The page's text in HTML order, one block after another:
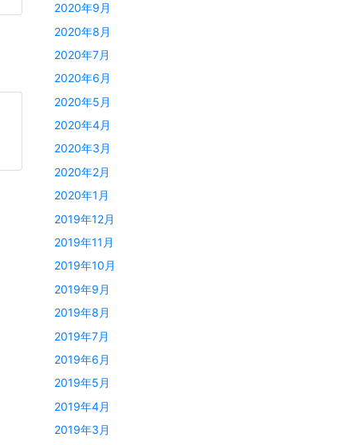
2020年9月
2020年8月
2020年7月
2020年6月
2020年5月
2020年4月
2020年3月
2020年2月
2020年1月
2019年12月
2019年11月
2019年10月
2019年9月
2019年8月
2019年7月
2019年6月
2019年5月
2019年4月
2019年3月